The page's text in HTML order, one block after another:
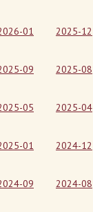
01 2025-12
09 2025-08
05 2025-04
01 2024-12
09 2024-08